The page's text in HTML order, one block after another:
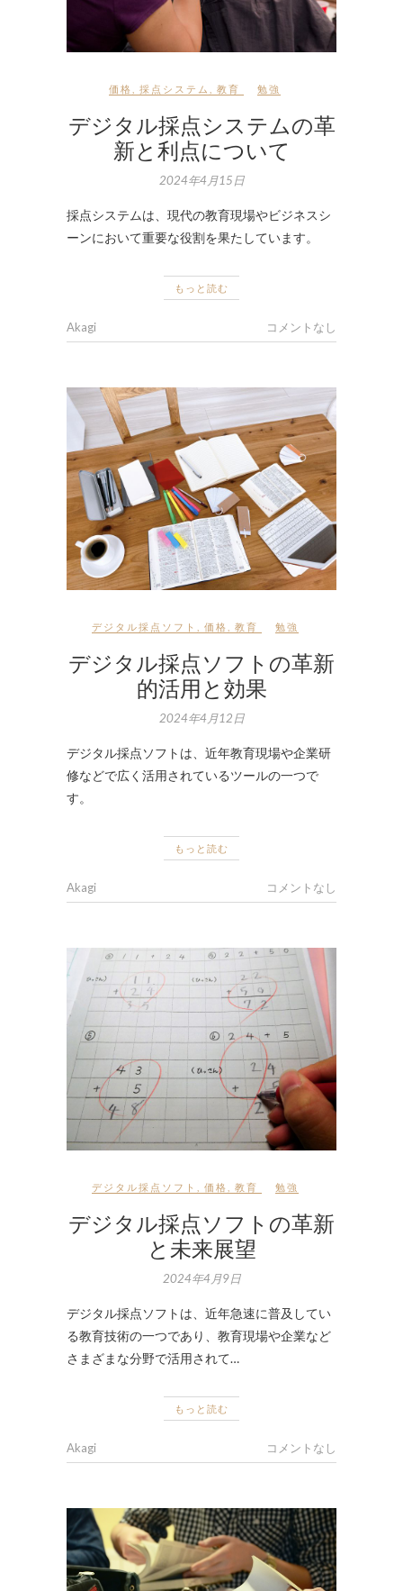
価格 採点システム 教育 勉強
デジタル採点システムの革
新と利点について
2024年4月15日
採点システムは、現代の教育現場やビジネスシ
ーンにおいて重要な役割を果たしています。
もっと読む
Akagi コメントなし
デジタル採点ソフト 価格 教育 勉強
デジタル採点ソフトの革新
的活用と効果
2024年4月12日
デジタル採点ソフトは、近年教育現場や企業研
修などで広く活用されているツールの一つで
す。
もっと読む
Akagi コメントなし
デジタル採点ソフト 価格 教育 勉強
デジタル採点ソフトの革新
と未来展望
2024年4月9日
デジタル採点ソフトは、近年急速に普及してい
る教育技術の一つであり、教育現場や企業など
さまざまな分野で活用されて…
もっと読む
Akagi コメントなし